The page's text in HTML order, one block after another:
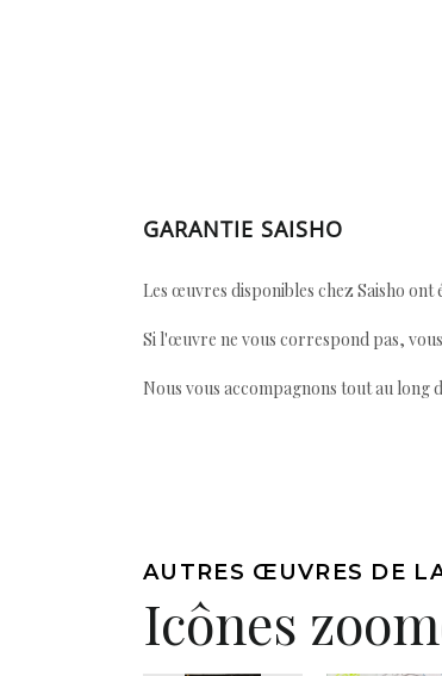
GARANTIE SAISHO
Les œuvres disponibles chez Saisho
Si l'œuvre ne vous correspond pas,
Nous vous accompagnons tout au long
AUTRES ŒUVRES DE
Icônes